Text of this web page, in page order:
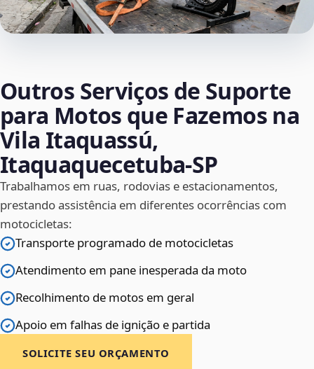
Outros Serviços de Suporte
para Motos que Fazemos na
Vila Itaquassú,
Itaquaquecetuba‑SP
Trabalhamos em ruas, rodovias e estacionamentos,
prestando assistência em diferentes ocorrências com
motocicletas:
Transporte programado de motocicletas
Atendimento em pane inesperada da moto
Recolhimento de motos em geral
Apoio em falhas de ignição e partida
SOLICITE SEU ORÇAMENTO